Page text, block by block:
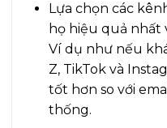
Lựa chọn các
họ hiệu quả nhất
Ví dụ như nếu
Z, TikTok và
tốt hơn so với
thống.